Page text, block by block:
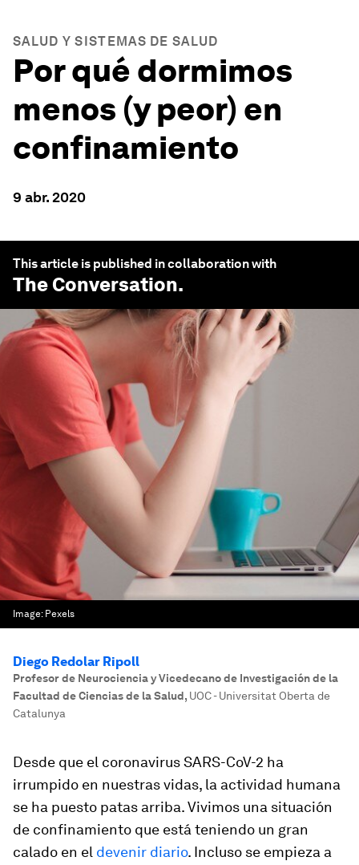
SALUD Y SISTEMAS DE SALUD
Por qué dormimos
menos (y peor) en
confinamiento
9 abr. 2020
This article is published in collaboration with
The Conversation.
Image: Pexels
Diego Redolar Ripoll
Profesor de Neurociencia y Vicedecano de Investigación de la
Facultad de Ciencias de la Salud, UOC - Universitat Oberta de
Catalunya
Desde que el coronavirus SARS-CoV-2 ha
irrumpido en nuestras vidas, la actividad humana
se ha puesto patas arriba. Vivimos una situación
de confinamiento que está teniendo un gran
calado en el devenir diario. Incluso se empieza a